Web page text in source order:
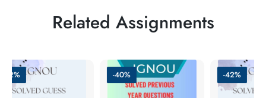
Related Assignments
-40% -42%